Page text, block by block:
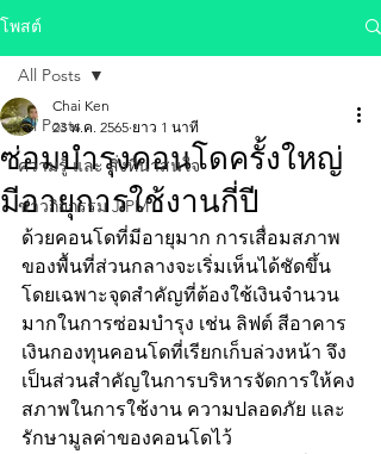
โพสต์
All Posts
ความรู้ และ สิ่งที่น่าสนใจ
ข่าวกิจกรรม JIPM
All Posts
ซ่อมบำรุงคอนโดครั้งใหญ่
มีอายุการใช้งานกี่ปี
Chai Ken
23 พ.ค. 2565 ยาว 1 นาที
ด้วยคอนโดที่มีอายุมาก การเสื่อมสภาพ
ของพื้นที่ส่วนกลางจะเริ่มเห็นได้ชัดขึ้น
โดยเฉพาะจุดสำคัญที่ต้องใช้เงินจำนวน
มากในการซ่อมบำรุง เช่น ลิฟต์ สีอาคาร
เงินกองทุนคอนโดที่เรียกเก็บล่วงหน้า จึง
เป็นส่วนสำคัญในการบริหารจัดการให้คง
สภาพในการใช้งาน ความปลอดภัย และ
รักษามูลค่าของคอนโดไว้